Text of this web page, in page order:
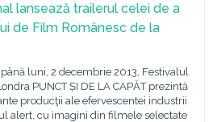
lansează trailerul celei de a
de Film Românesc de la
luni, 2 decembrie 2013, Festivalul
PUNCT ȘI DE LA CAPĂT prezintă
producţii ale efervescentei industrii
alert, cu imagini din filmele selectate